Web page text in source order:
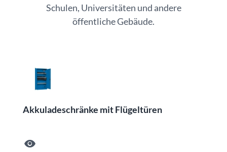
Schulen, Universitäten und andere
öffentliche Gebäude.
Akkuladeschränke mit Flügeltüren
visibility